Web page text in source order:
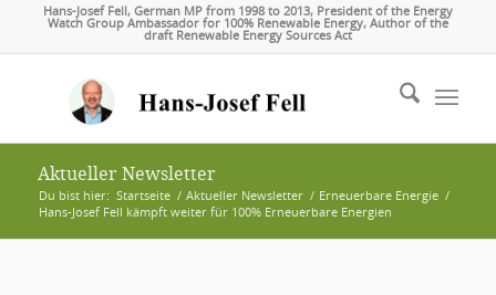
Hans-Josef Fell, German MP from 1998 to 2013, President of the Energy
Watch Group Ambassador for 100% Renewable Energy, Author of the
draft Renewable Energy Sources Act
Aktueller Newsletter
Du bist hier: Startseite / Aktueller Newsletter / Erneuerbare Energie /
Hans-Josef Fell kämpft weiter für 100% Erneuerbare Energien